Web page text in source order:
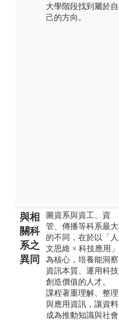
大學階段找到屬於自
己的方向。
與相
關科
系之
異同
圖資系與資工、資
管、傳播等科系最大
的不同，在於以「人
文思維 × 科技應用」
為核心，培養能洞察
資訊本質、運用科技
創造價值的人才。
課程著重理解、整理
與應用資訊，讓資料
成為推動知識與社會